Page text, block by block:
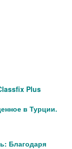
Plus
в Турции.
Благодаря